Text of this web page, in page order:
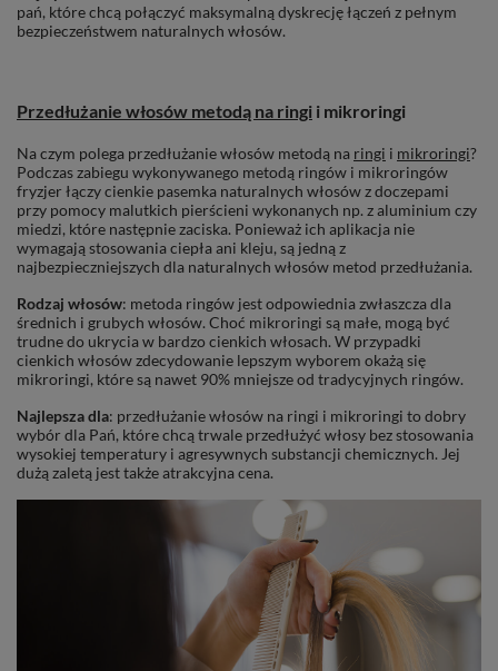
pań, które chcą połączyć maksymalną dyskrecję łączeń z pełnym
bezpieczeństwem naturalnych włosów.
Przedłużanie włosów metodą na ringi i mikroringi
Na czym polega przedłużanie włosów metodą na ringi i mikroringi?
Podczas zabiegu wykonywanego metodą ringów i mikroringów
fryzjer łączy cienkie pasemka naturalnych włosów z doczepami
przy pomocy malutkich pierścieni wykonanych np. z aluminium czy
miedzi, które następnie zaciska. Ponieważ ich aplikacja nie
wymagają stosowania ciepła ani kleju, są jedną z
najbezpieczniejszych dla naturalnych włosów metod przedłużania.
Rodzaj włosów: metoda ringów jest odpowiednia zwłaszcza dla
średnich i grubych włosów. Choć mikroringi są małe, mogą być
trudne do ukrycia w bardzo cienkich włosach. W przypadki
cienkich włosów zdecydowanie lepszym wyborem okażą się
mikroringi, które są nawet 90% mniejsze od tradycyjnych ringów.
Najlepsza dla: przedłużanie włosów na ringi i mikroringi to dobry
wybór dla Pań, które chcą trwale przedłużyć włosy bez stosowania
wysokiej temperatury i agresywnych substancji chemicznych. Jej
dużą zaletą jest także atrakcyjna cena.